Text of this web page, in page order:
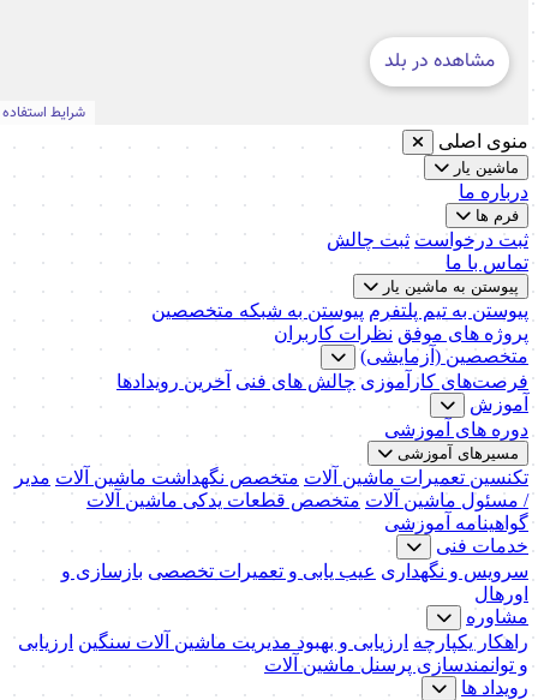
منوی اصلی
ماشین یار
درباره ما
فرم ها
ثبت درخواست ثبت چالش
تماس با ما
پیوستن به ماشین یار
پیوستن به تیم پلتفرم پیوستن به شبکه متخصصین
پروژه های موفق نظرات کاربران
متخصصین (آزمایشی)
فرصت‌های کارآموزی چالش های فنی آخرین رویدادها
آموزش
دوره های آموزشی
مسیرهای آموزشی
تکنسین تعمیرات ماشین آلات متخصص نگهداشت ماشین آلات مدیر
/ مسئول ماشین آلات متخصص قطعات یدکی ماشین آلات
گواهینامه آموزشی
خدمات فنی
سرویس و نگهداری عیب یابی و تعمیرات تخصصی بازسازی و
اورهال
مشاوره
راهکار یکپارچه ارزیابی و بهبود مدیریت ماشین آلات سنگین ارزیابی
و توانمندسازی پرسنل ماشین آلات
رویداد ها